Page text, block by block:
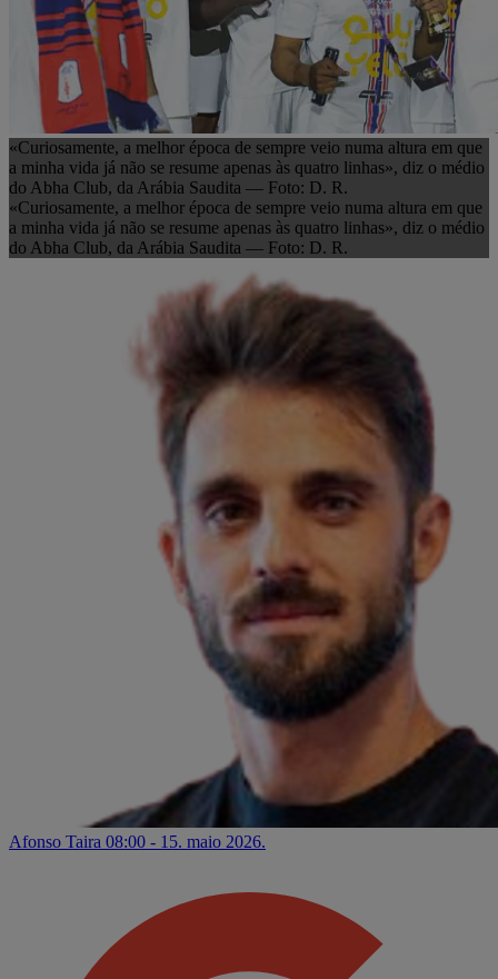
«Curiosamente, a melhor época de sempre veio numa altura em que
a minha vida já não se resume apenas às quatro linhas», diz o médio
do Abha Club, da Arábia Saudita — Foto: D. R.
«Curiosamente, a melhor época de sempre veio numa altura em que
a minha vida já não se resume apenas às quatro linhas», diz o médio
do Abha Club, da Arábia Saudita — Foto: D. R.
Afonso Taira 08:00 - 15. maio 2026.